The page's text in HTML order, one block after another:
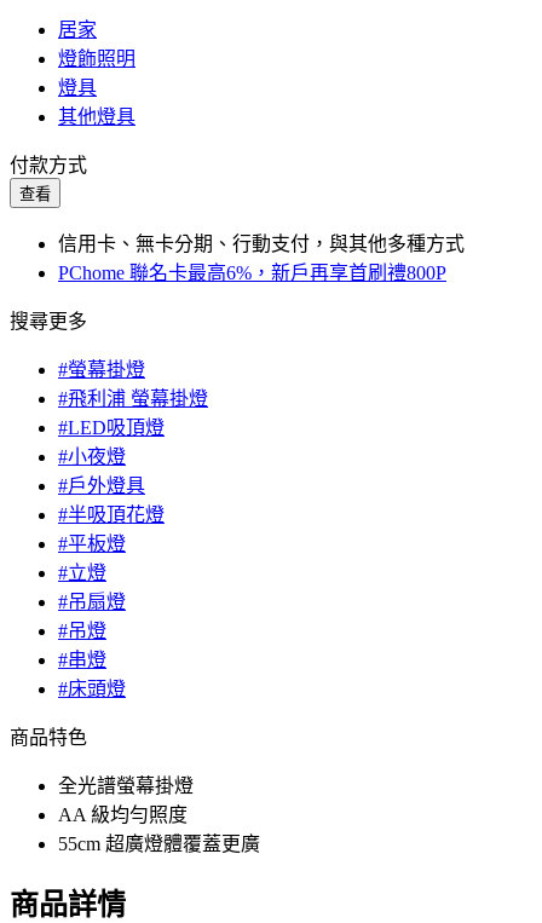
居家
燈飾照明
燈具
其他燈具
付款方式
查看
信用卡、無卡分期、行動支付，與其他多種方式
PChome 聯名卡最高6%，新戶再享首刷禮800P
搜尋更多
#螢幕掛燈
#飛利浦 螢幕掛燈
#LED吸頂燈
#小夜燈
#戶外燈具
#半吸頂花燈
#平板燈
#立燈
#吊扇燈
#吊燈
#串燈
#床頭燈
商品特色
全光譜螢幕掛燈
AA 級均勻照度
55cm 超廣燈體覆蓋更廣
商品詳情